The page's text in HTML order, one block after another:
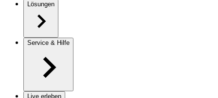
Lösungen
Service & Hilfe
Live erleben